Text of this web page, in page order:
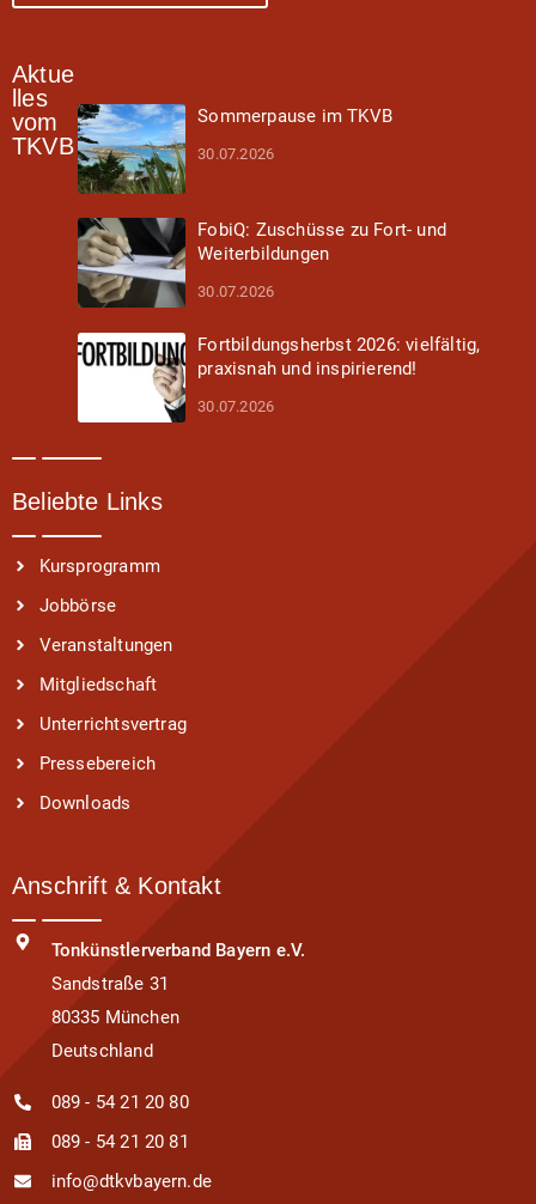
Aktue
lles
vom
TKVB
Sommerpause im TKVB
30.07.2026
FobiQ: Zuschüsse zu Fort- und
Weiterbildungen
30.07.2026
Fortbildungsherbst 2026: vielfältig,
praxisnah und inspirierend!
30.07.2026
Beliebte Links
Kursprogramm
Jobbörse
Veranstaltungen
Mitgliedschaft
Unterrichtsvertrag
Pressebereich
Downloads
Anschrift & Kontakt
Tonkünstlerverband Bayern e.V.
Sandstraße 31
80335 München
Deutschland
089 - 54 21 20 80
089 - 54 21 20 81
info@dtkvbayern.de